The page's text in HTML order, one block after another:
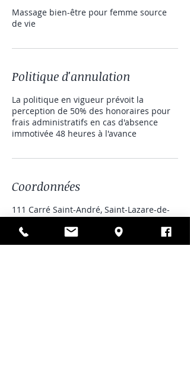
Massage bien-être pour femme source
de vie
Politique d'annulation
La politique en vigueur prévoit la
perception de 50% des honoraires pour
frais administratifs en cas d'absence
immotivée 48 heures à l'avance
Coordonnées
111 Carré Saint-André, Saint-Lazare-de-
Bellechasse, QC, Canada
418-575-4002
jenny_zap@hotmail.com